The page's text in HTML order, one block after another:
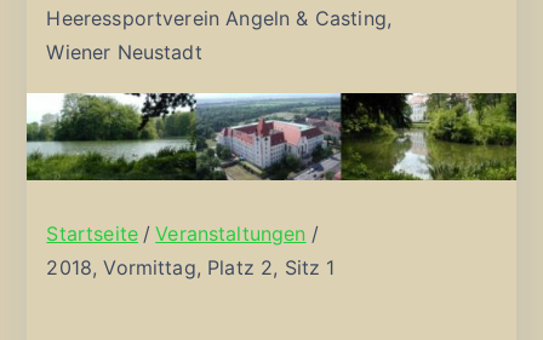
Heeressportverein Angeln & Casting,
Wiener Neustadt
Startseite
Veranstaltungen
2018, Vormittag, Platz 2, Sitz 1